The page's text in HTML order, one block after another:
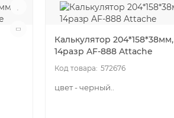
Калькулятор 204*158*38мм,
14разр AF-888 Attache
572676
цвет - черный..